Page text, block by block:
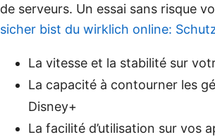
de serveurs. Un essai sans risque
sicher bist du wirklich online:
La vitesse et la stabilité sur
La capacité à contourner les
Disney+
La facilité d’utilisation sur vos